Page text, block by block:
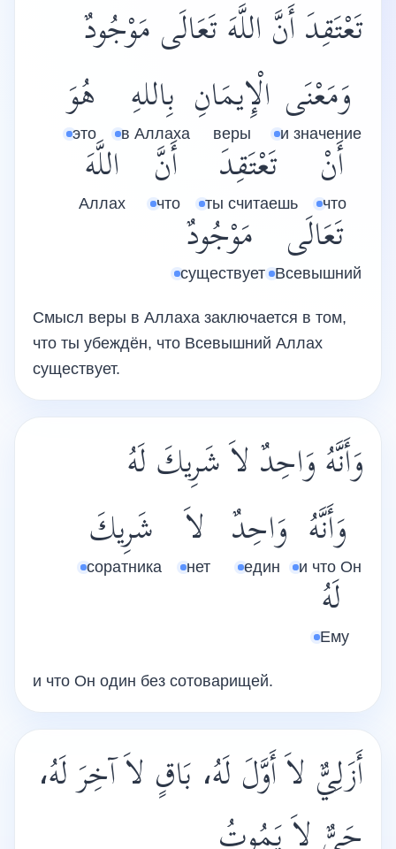
تَعْتَقِدَ أَنَّ اللَّهَ تَعَالَى مَوْجُودٌ
وَمَعْنَى
и значение
الْإِيمَانِ
веры
بِاللهِ
в Аллаха
هُوَ
это
أَنْ
что
تَعْتَقِدَ
ты считаешь
أَنَّ
что
اللَّهَ
Аллах
تَعَالَى
Всевышний
مَوْجُودٌ
существует
Смысл веры в Аллаха заключается в том,
что ты убеждён, что Всевышний Аллах
существует.
وَأَنَّهُ وَاحِدٌ لاَ شَرِيكَ لَهُ
وَأَنَّهُ
и что Он
وَاحِدٌ
един
لاَ
нет
شَرِيكَ
соратника
لَهُ
Ему
и что Он один без сотоварищей.
أَزَلِيٌّ لاَ أَوَّلَ لَهُ، بَاقٍ لاَ آخِرَ لَهُ،